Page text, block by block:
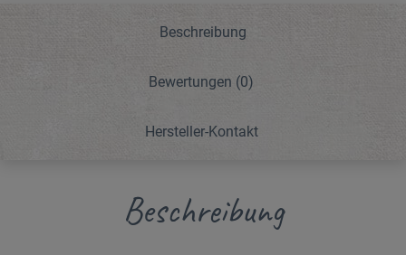
Beschreibung
Bewertungen (0)
Hersteller-Kontakt
Beschreibung